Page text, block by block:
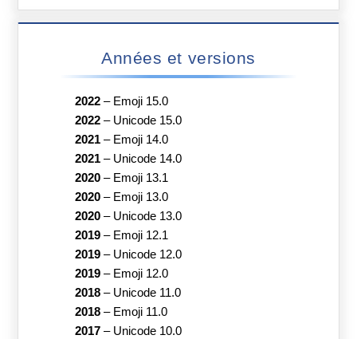
Années et versions
2022– Emoji 15.0
2022– Unicode 15.0
2021– Emoji 14.0
2021– Unicode 14.0
2020– Emoji 13.1
2020– Emoji 13.0
2020– Unicode 13.0
2019– Emoji 12.1
2019– Unicode 12.0
2019– Emoji 12.0
2018– Unicode 11.0
2018– Emoji 11.0
2017– Unicode 10.0